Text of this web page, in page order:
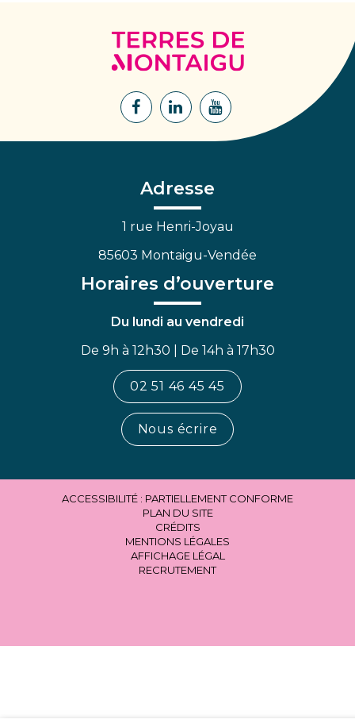
Terres
de
Montaigu
Lien
Facebook
Lien
Lien
Adresse
1 rue Henri-Joyau
85603 Montaigu-Vendée
Horaires d’ouverture
Du lundi au vendredi
De 9h à 12h30 | De 14h à 17h30
02 51 46 45 45
Nous écrire
ACCESSIBILITÉ : PARTIELLEMENT CONFORME
PLAN DU SITE
CRÉDITS
MENTIONS LÉGALES
AFFICHAGE LÉGAL
RECRUTEMENT